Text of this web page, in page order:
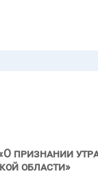
признании
области»